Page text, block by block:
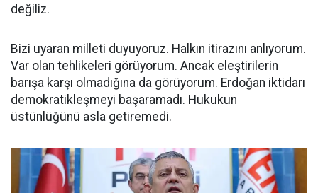
değiliz.
Bizi uyaran milleti duyuyoruz. Halkın itirazını anlıyorum.
Var olan tehlikeleri görüyorum. Ancak eleştirilerin
barışa karşı olmadığına da görüyorum. Erdoğan iktidarı
demokratikleşmeyi başaramadı. Hukukun
üstünlüğünü asla getiremedi.